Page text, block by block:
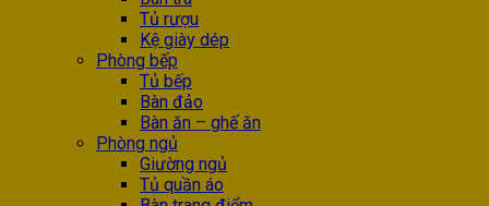
Tủ rượu
Kệ giày dép
Phòng bếp
Tủ bếp
Bàn đảo
Bàn ăn – ghế ăn
Phòng ngủ
Giường ngủ
Tủ quần áo